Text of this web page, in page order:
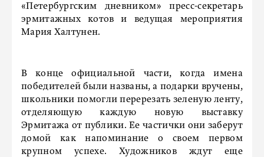
«Петербургским дневником» пресс-секретарь
эрмитажных котов и ведущая мероприятия
Мария Халтунен.
В конце официальной части, когда имена
победителей были названы, а подарки вручены,
школьники помогли перерезать зеленую ленту,
отделяющую каждую новую выставку
Эрмитажа от публики. Ее частички они заберут
домой как напоминание о своем первом
крупном успехе. Художников ждут еще